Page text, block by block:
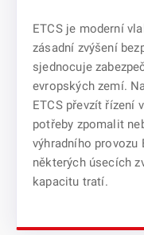
ETCS je moderní
zásadní zvýšení
sjednocuje
evropských zemí.
ETCS převzít řízení
potřeby zpomalit
výhradního provozu
některých úsecích
kapacitu tratí.